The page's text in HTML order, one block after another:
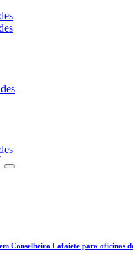
Conselheiro Lafaiete para oficinas